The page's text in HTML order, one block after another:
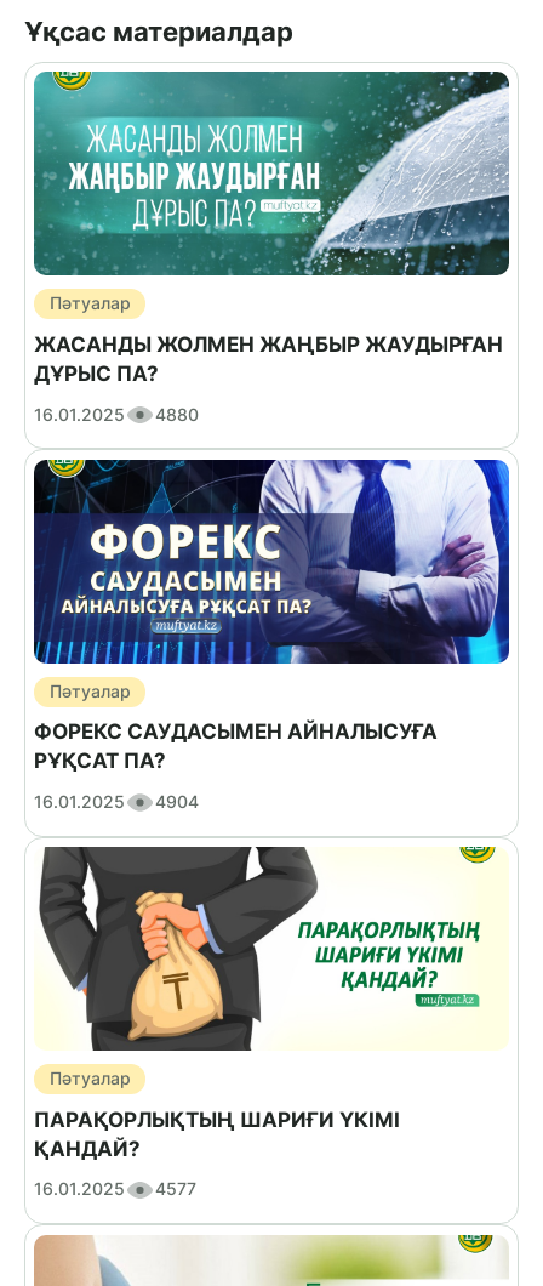
Ұқсас материалдар
Пәтуалар
ЖАСАНДЫ ЖОЛМЕН ЖАҢБЫР ЖАУДЫРҒАН
ДҰРЫС ПА?
16.01.2025 4880
Пәтуалар
ФОРЕКС САУДАСЫМЕН АЙНАЛЫСУҒА
РҰҚСАТ ПА?
16.01.2025 4904
Пәтуалар
ПАРАҚОРЛЫҚТЫҢ ШАРИҒИ ҮКІМІ
ҚАНДАЙ?
16.01.2025 4577